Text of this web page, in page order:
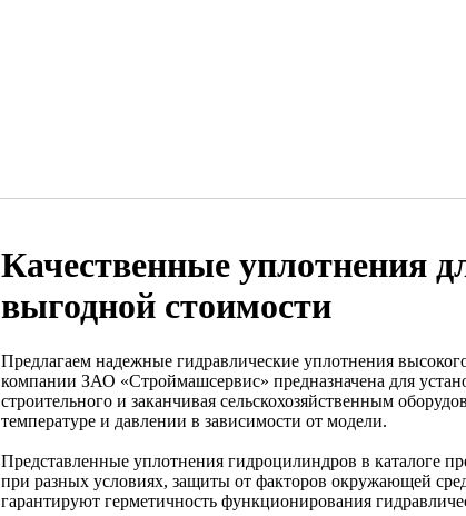
Качественные уплотнения
выгодной стоимости
Предлагаем надежные гидравлические уплотнения
компании ЗАО «Строймашсервис» предназначена для
строительного и заканчивая сельскохозяйственным
температуре и давлении в зависимости от модели.
Представленные уплотнения гидроцилиндров в каталоге
при разных условиях, защиты от факторов окружающей
гарантируют герметичность функционирования